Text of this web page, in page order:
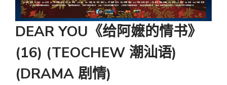
DEAR YOU《给阿嬷的情书》
(16) (TEOCHEW 潮汕语)
(DRAMA 剧情)